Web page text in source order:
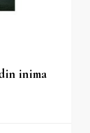
inima